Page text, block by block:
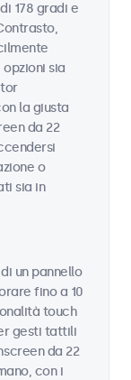
178 gradi e
sia
la giusta
da 22
o
sia in
un pannello
fino a 10
touch
gesti tattili
da 22
con i